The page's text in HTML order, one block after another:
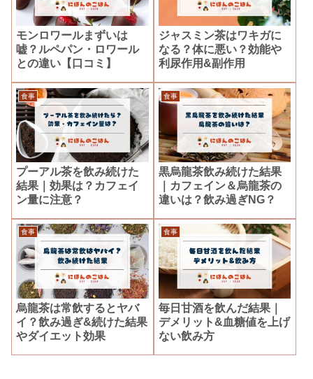
モンロワールまずいは
嘘？ルペパン・ロワール
との違い【口コミ】
ジャスミン茶はワキガに
なる？体に悪い？効能や
利尿作用&副作用
食事
プーアル茶を飲み続けた
結果｜効果は？カフェイ
ン量に注意？
食事
黒烏龍茶飲み続けた結果
｜カフェイン＆烏龍茶の
違いは？飲み過ぎNG？
食事
烏龍茶は常飲するとヤバ
イ？飲み過ぎ&続けた結果
やダイエット効果
食事
毎日甘酒を飲んだ結果｜
デメリット&血糖値を上げ
ない飲み方